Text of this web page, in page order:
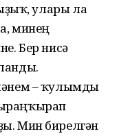
улары ла
минең
Бер нисә
– ҡулымды
Мин бирелгән